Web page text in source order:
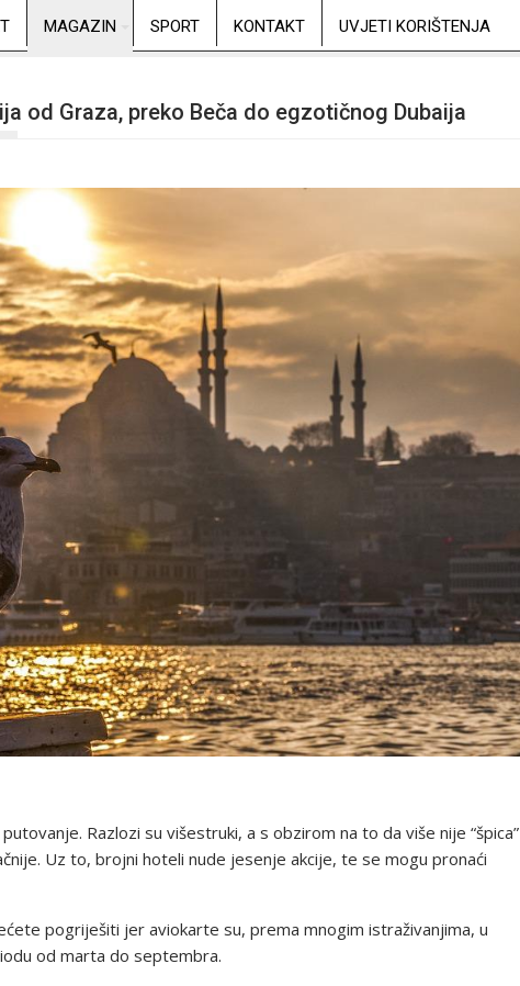
MAGAZIN SPORT KONTAKT UVJETI KORIŠTENJA
od Graza, preko Beča do egzotičnog Dubaija
Razlozi su višestruki, a s obzirom na to da više nije “špica”
Uz to, brojni hoteli nude jesenje akcije, te se mogu pronaći
pogriješiti jer aviokarte su, prema mnogim istraživanjima, u
od marta do septembra.